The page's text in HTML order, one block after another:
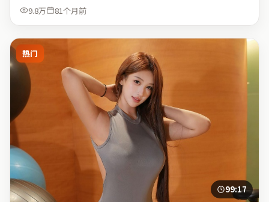
9.8万
81个月前
热门
99:17